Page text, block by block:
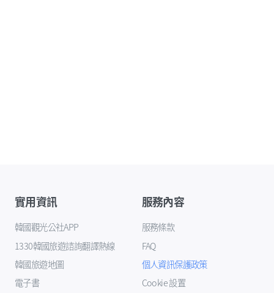
實用資訊
韓國觀光公社APP
1330韓國旅遊諮詢翻譯熱線
韓國旅遊地圖
電子書
服務內容
服務條款
FAQ
個人資訊保護政策
Cookie 設置